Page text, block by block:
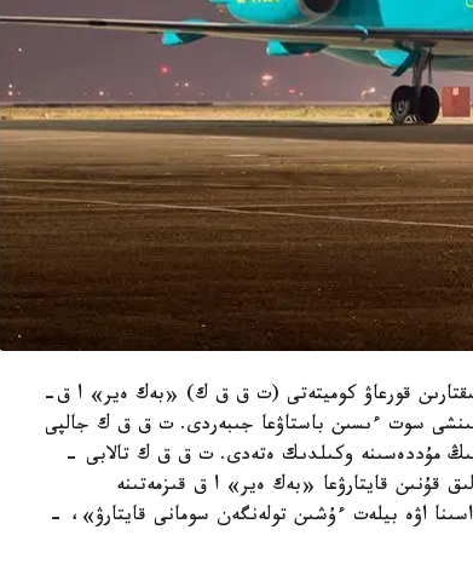
قۇقىقتارىن قورعاۋ كوميتەتى (ت ق ق ك) «بەك ەير» ا ق-
سوت ءىسىن باستاۋعا جىبەردى. ت ق ق ك جالپى
تەڭگەگە 177 بيلەت ساتىپ العان 81 ادامنىڭ مۇددەسىنە وكىلدىك ەتەدى. ت ق ق ك تالابى -
قۇنىن قايتارۋعا «بەك ەير» ا ق قىزمەتىنە
اۋە بيلەت ءۇشىن تولەنگەن سومانى قايتارۋ»، -